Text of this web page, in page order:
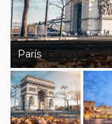
Dólares por
otro circuito del
suplemento.
Pasajero Club:
año, ofrece a los
nosotros en los
nuestro Club de
París